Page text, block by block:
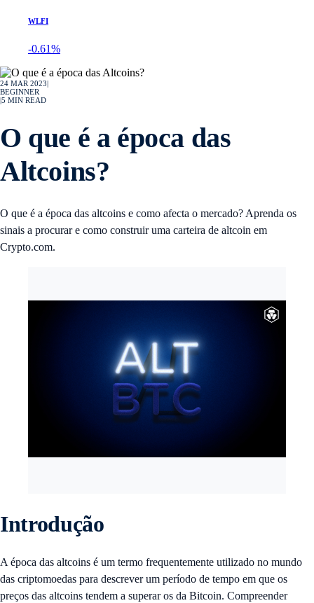
WLFI
-0.61%
24 MAR 2023
BEGINNER
5 MIN READ
O que é a época das
Altcoins?
O que é a época das altcoins e como afecta o mercado? Aprenda os
sinais a procurar e como construir uma carteira de altcoin em
Crypto.com.
Introdução
A época das altcoins é um termo frequentemente utilizado no mundo
das criptomoedas para descrever um período de tempo em que os
preços das altcoins tendem a superar os da Bitcoin. Compreender